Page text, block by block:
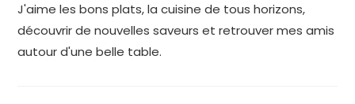
J'aime les bons plats, la cuisine de tous horizons,
découvrir de nouvelles saveurs et retrouver mes amis
autour d'une belle table.